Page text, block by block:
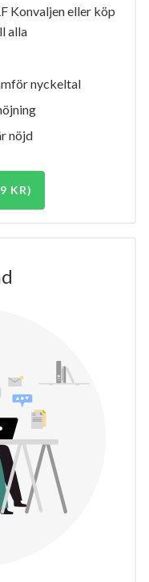
Konvaljen eller köp
alla
nyckeltal
nöjd
KR)